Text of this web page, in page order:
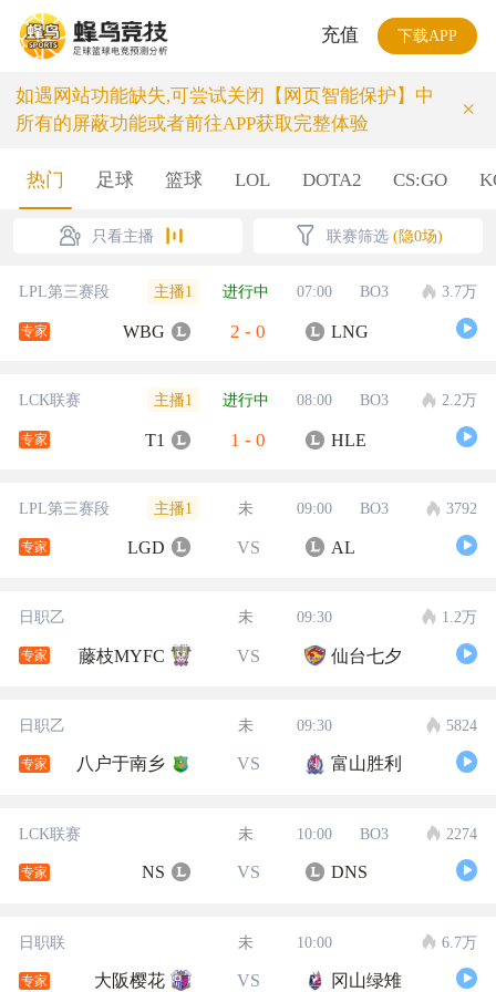
充值 下载APP
如遇网站功能缺失,可尝试关闭【网页智能保护】中
所有的屏蔽功能或者前往APP获取完整体验
×
热门 足球 篮球 LOL DOTA2 CS:GO
只看主播 联赛筛选 (隐0场)
LPL第三赛段 主播1 进行中 07:00 BO3 3.7万
专家 WBG 2 - 0 LNG
LCK联赛 主播1 进行中 08:00 BO3 2.2万
专家 T1 1 - 0 HLE
LPL第三赛段 主播1 未 09:00 BO3 3792
专家 LGD VS AL
日职乙 未 09:30 1.2万
专家 藤枝MYFC VS 仙台七夕
日职乙 未 09:30 5824
专家 八户于南乡 VS 富山胜利
LCK联赛 未 10:00 BO3 2274
专家 NS VS DNS
日职联 未 10:00 6.7万
专家 大阪樱花 VS 冈山绿雉